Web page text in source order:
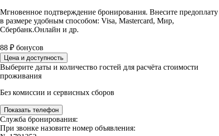
Мгновенное подтверждение бронирования. Внесите предоплату
в размере удобным способом: Visa, Mastercard, Мир,
Сбербанк.Онлайн и др.
88 ₽ бонусов
Цена и доступность
Выберите даты и количество гостей для расчёта стоимости
проживания
Без комиссии и сервисных сборов
Показать телефон
Служба бронирования:
При звонке назовите номер объявления: